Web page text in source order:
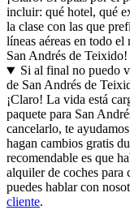
incluir: qué hotel, qué
la clase con las que
líneas aéreas en todo
San Andrés de Teixido!
Si al final no puedo
de San Andrés de
¡Claro! La vida está
paquete para San
cancelarlo, te
hagan cambios gratis
recomendable es que
alquiler de coches para
puedes hablar con
cliente.